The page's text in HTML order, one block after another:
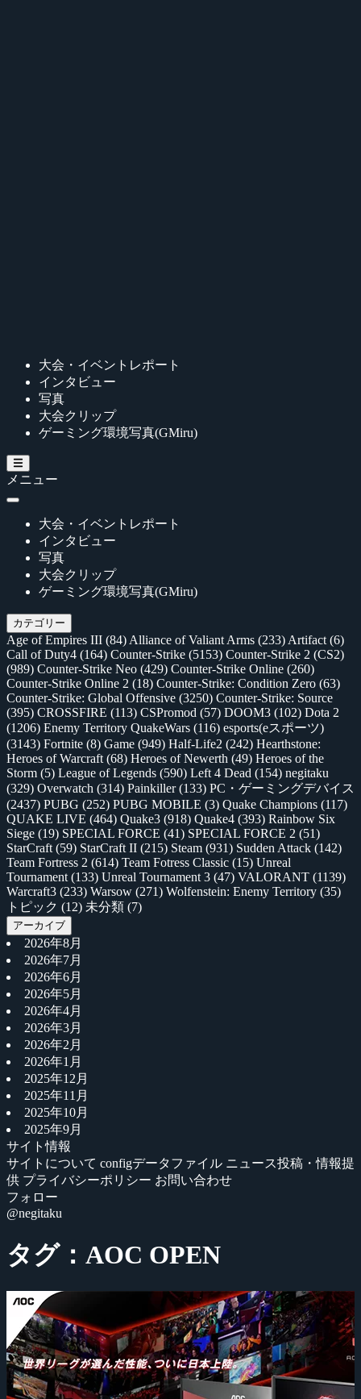
大会・イベントレポート
インタビュー
写真
大会クリップ
ゲーミング環境写真(GMiru)
メニュー
大会・イベントレポート
インタビュー
写真
大会クリップ
ゲーミング環境写真(GMiru)
カテゴリー
Age of Empires III (84) Alliance of Valiant Arms (233) Artifact (6)
Call of Duty4 (164) Counter-Strike (5153) Counter-Strike 2 (CS2)
(989) Counter-Strike Neo (429) Counter-Strike Online (260)
Counter-Strike Online 2 (18) Counter-Strike: Condition Zero (63)
Counter-Strike: Global Offensive (3250) Counter-Strike: Source
(395) CROSSFIRE (113) CSPromod (57) DOOM3 (102) Dota 2
(1206) Enemy Territory QuakeWars (116) esports(eスポーツ)
(3143) Fortnite (8) Game (949) Half-Life2 (242) Hearthstone:
Heroes of Warcraft (68) Heroes of Newerth (49) Heroes of the
Storm (5) League of Legends (590) Left 4 Dead (154) negitaku
(329) Overwatch (314) Painkiller(133) PC・ゲーミングデバイス
(2437) PUBG (252) PUBG MOBILE (3) Quake Champions (117)
QUAKE LIVE (464) Quake3 (918) Quake4 (393) Rainbow Six
Siege (19) SPECIAL FORCE (41) SPECIAL FORCE 2 (51)
StarCraft (59) StarCraft II (215) Steam (931) Sudden Attack (142)
Team Fortress 2 (614) Team Fotress Classic (15) Unreal
Tournament (133) Unreal Tournament 3 (47) VALORANT (1139)
Warcraft3 (233) Warsow (271) Wolfenstein: Enemy Territory (35)
トピック (12) 未分類 (7)
アーカイブ
2026年8月
2026年7月
2026年6月
2026年5月
2026年4月
2026年3月
2026年2月
2026年1月
2025年12月
2025年11月
2025年10月
2025年9月
サイト情報
サイトについて configデータファイル ニュース投稿・情報提
供 プライバシーポリシー お問い合わせ
フォロー
@negitaku
タグ：AOC OPEN